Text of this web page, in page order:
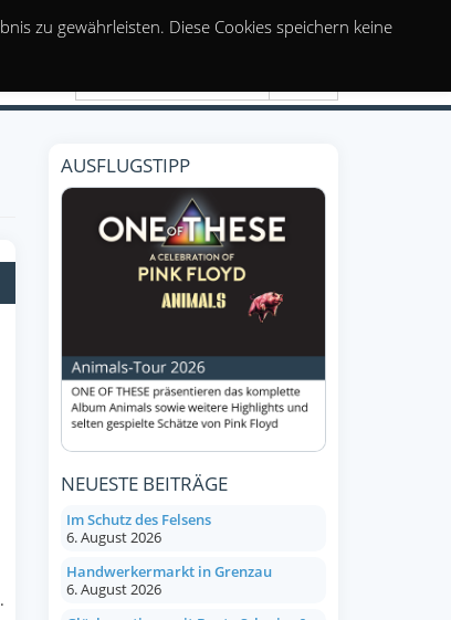
AUSFLUGSTIPP
NEUESTE BEITRÄGE
Im Schutz des Felsens
6. August 2026
Handwerkermarkt in Grenzau
6. August 2026
zu gewährleisten. Diese Cookies speichern keine